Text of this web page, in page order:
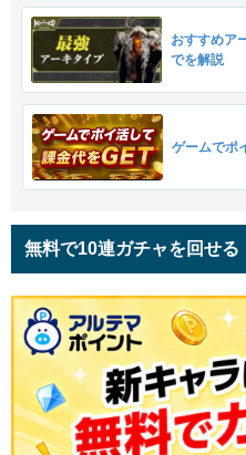
おすすめア
でを解説
ゲームでポ
無料で10連ガチャを回せる